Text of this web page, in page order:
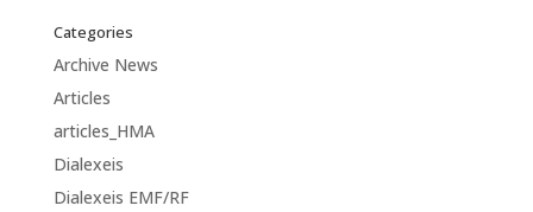
Categories
Archive News
Articles
articles_HMA
Dialexeis
Dialexeis EMF/RF